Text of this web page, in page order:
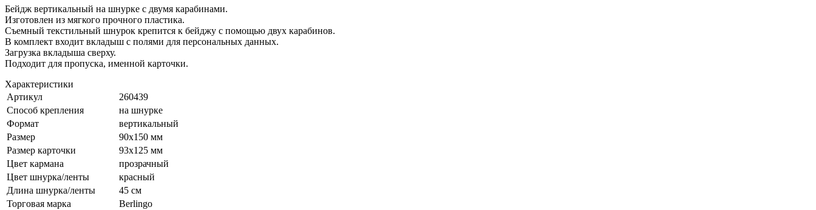
Бейдж вертикальный на шнурке с двумя карабинами.
Изготовлен из мягкого прочного пластика.
Съемный текстильный шнурок крепится к бейджу с помощью двух карабинов.
В комплект входит вкладыш с полями для персональных данных.
Загрузка вкладыша сверху.
Подходит для пропуска, именной карточки.
Характеристики
Артикул
260439
Способ крепления
на шнурке
Формат
вертикальный
Размер
90х150 мм
Размер карточки
93х125 мм
Цвет кармана
прозрачный
Цвет шнурка/ленты
красный
Длина шнурка/ленты
45 см
Торговая марка
Berlingo